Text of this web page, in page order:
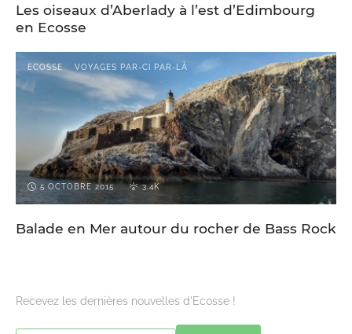
Les oiseaux d’Aberlady à l’est d’Edimbourg
en Ecosse
ECOSSE VOYAGES PAR-CI PAR-LÀ
5 OCTOBRE 2015 3.4K
Balade en Mer autour du rocher de Bass Rock
Recevez les dernières nouvelles d'Ecosse !